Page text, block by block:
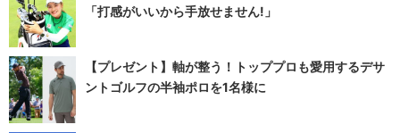
「打感がいいから手放せません!」
【プレゼント】軸が整う！トッププロも愛用するデサ
ントゴルフの半袖ポロを1名様に